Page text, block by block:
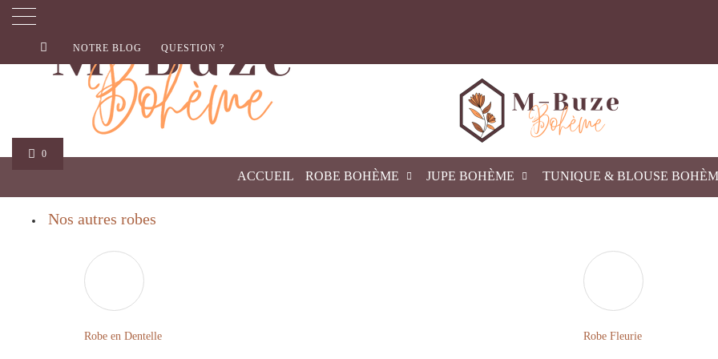
0
NOTRE BLOG QUESTION ?
ACCUEIL ROBE BOHÈME JUPE BOHÈME TUNIQUE & BLOUSE
Nos autres robes
Robe en Dentelle Robe Fleurie